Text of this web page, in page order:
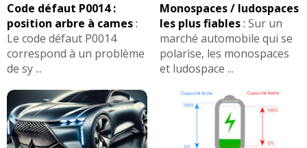
Code défaut P0014 :
position arbre à cames:
Le code défaut P0014
correspond à un problème
de sy ...
Monospaces / ludospaces
les plus fiables: Sur un
marché automobile qui se
polarise, les monospaces
et ludospace ...